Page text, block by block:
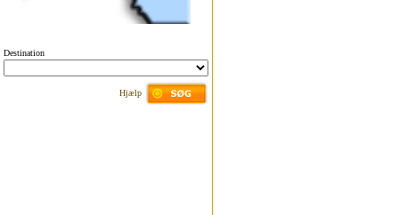
Destination
Hjælp